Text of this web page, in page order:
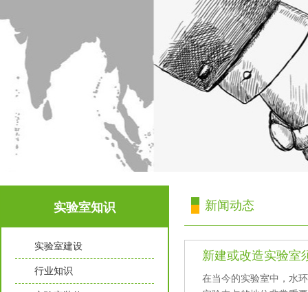
实验室知识
实验室建设
行业知识
新闻动态
新建或改造实验室须
在当今的实验室中，